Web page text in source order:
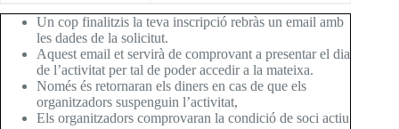
Un cop finalitzis la teva inscripció rebràs un email amb
les dades de la solicitut.
Aquest email et servirà de comprovant a presentar el dia
de l’activitat per tal de poder accedir a la mateixa.
Només és retornaran els diners en cas de que els
organitzadors suspenguin l’activitat,
Els organitzadors comprovaran la condició de soci actiu